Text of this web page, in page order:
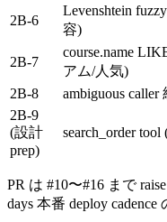
2B-6
Levenshtein
容)
2B-7
course.name
アム/人気)
2B-8 ambiguous caller
2B-9
(設計
prep)
search_order
PR は #10〜#16 まで
days 本番 deploy cadence